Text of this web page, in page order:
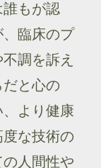
もが認
臨床のプ
調を訴え
と心の
より健康
な技術の
人間性や